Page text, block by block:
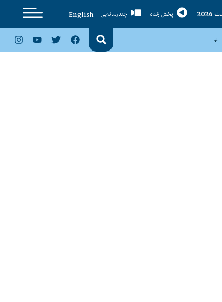
پخش زنده چندرسانه‌یی
English